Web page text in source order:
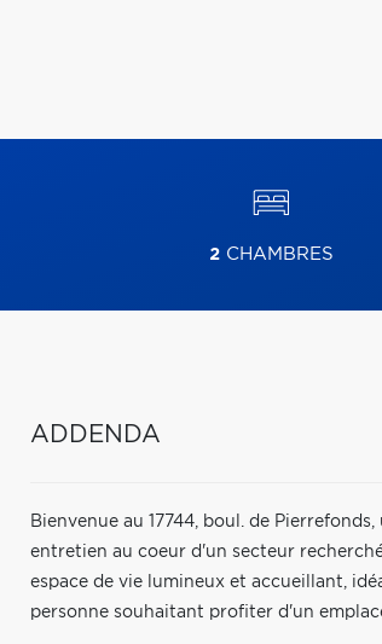
2CHAMBRES
ADDENDA
Bienvenue au 17744, boul. de
entretien au coeur d'un secteur
espace de vie lumineux et accueillant,
personne souhaitant profiter d'un